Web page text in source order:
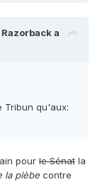
a
Tribun qu'aux:
pour le Sénat la
la plèbe contre